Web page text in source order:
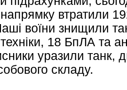
втратили
воїни знищили
техніки, 18 БпЛА та
уразили танк,
складу.